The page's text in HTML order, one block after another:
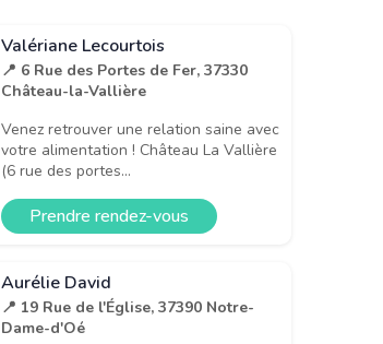
Valériane Lecourtois
📍 6 Rue des Portes de Fer, 37330
Château-la-Vallière
Venez retrouver une relation saine avec
votre alimentation ! Château La Vallière
(6 rue des portes...
Prendre rendez-vous
Aurélie David
📍 19 Rue de l'Église, 37390 Notre-
Dame-d'Oé